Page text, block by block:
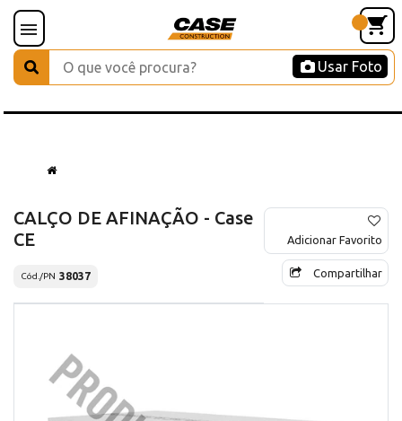
Usar Foto
CALÇO DE AFINAÇÃO - Case
CE
Cód./PN 38037
Adicionar Favorito
Compartilhar